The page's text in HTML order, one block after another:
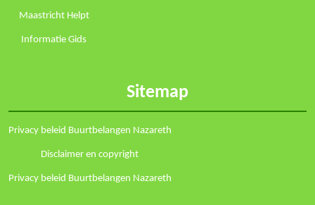
Maastricht Helpt
Informatie Gids
Sitemap
Privacy beleid Buurtbelangen Nazareth
Disclaimer en copyright
Privacy beleid Buurtbelangen Nazareth